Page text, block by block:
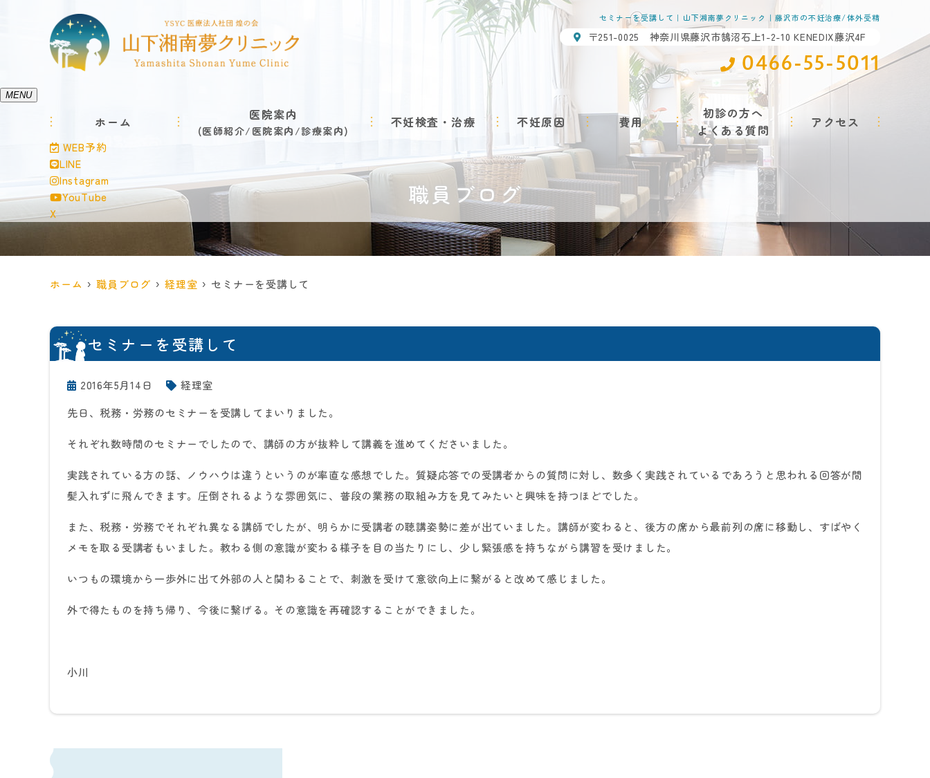
セミナーを受講して｜山下湘南夢クリニック｜藤沢市の不妊治療/体外受精
〒251-0025 神奈川県藤沢市鵠沼石上1-2-10 KENEDIX藤沢4F
0466-55-5011
MENU
ホーム 医院案内
医師紹介 医院案内 診療案内
不妊検査・治療 不妊原因 費用
初診の方へ
よくある質問
アクセス
WEB予約
LINE
Instagram
YouTube
X
職員ブログ
ホーム 職員ブログ 経理室 セミナーを受講して
セミナーを受講して
2016年5月14日
経理室
先日、税務・労務のセミナーを受講してまいりました。
それぞれ数時間のセミナーでしたので、講師の方が抜粋して講義を進めてくださいました。
実践されている方の話、ノウハウは違うというのが率直な感想でした。質疑応答での受講者からの質問に対し、数多く実践されているであろうと思われる回答が間
髪入れずに飛んできます。圧倒されるような雰囲気に、普段の業務の取組み方を見てみたいと興味を持つほどでした。
また、税務・労務でそれぞれ異なる講師でしたが、明らかに受講者の聴講姿勢に差が出ていました。講師が変わると、後方の席から最前列の席に移動し、すばやく
メモを取る受講者もいました。教わる側の意識が変わる様子を目の当たりにし、少し緊張感を持ちながら講習を受けました。
いつもの環境から一歩外に出て外部の人と関わることで、刺激を受けて意欲向上に繋がると改めて感じました。
外で得たものを持ち帰り、今後に繋げる。その意識を再確認することができました。
小川